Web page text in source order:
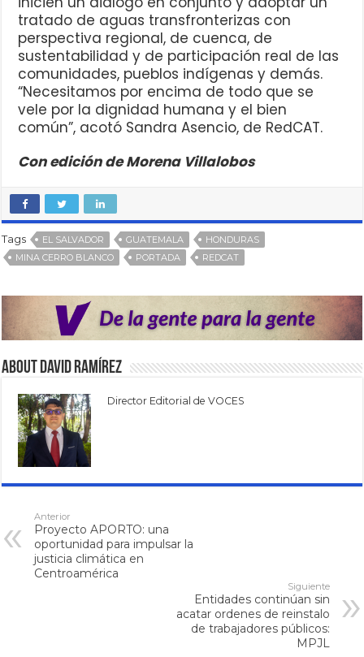
tratado de aguas transfronterizas con
perspectiva regional, de cuenca, de
sustentabilidad y de participación real de las
comunidades, pueblos indígenas y demás.
“Necesitamos por encima de todo que se
vele por la dignidad humana y el bien
común”, acotó Sandra Asencio, de RedCAT.
Con edición de Morena Villalobos
Tags EL SALVADOR GUATEMALA
HONDURAS
MINA CERRO BLANCO
PORTADA REDCAT
About David Ramírez
Director Editorial de VOCES
Anterior
Proyecto APORTO: una
oportunidad para impulsar la
justicia climática en
Centroamérica
Siguiente
Entidades continúan sin
acatar ordenes de reinstalo
de trabajadores públicos:
MPJL